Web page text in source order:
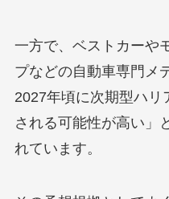
一方で、ベストカーや
プなどの自動車専門メ
2027年頃に次期型ハリ
される可能性が高い」
れています。